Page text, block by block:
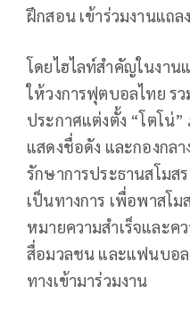
ฝึกสอน เข้าร่วมงานแถล
โดยไฮไลท์สำคัญในงาน
ให้วงการฟุตบอลไทย รว
ประกาศแต่งตั้ง “โตโน่
แสดงชื่อดัง และกองกล
รักษาการประธานสโมส
เป็นทางการ เพื่อพาสโ
หมายความสำเร็จและค
สื่อมวลชน และแฟนบอล
ทางเข้ามาร่วมงาน